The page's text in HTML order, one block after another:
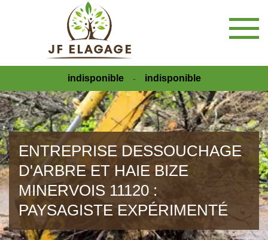
indisponible - indisponible
ENTREPRISE DESSOUCHAGE
D'ARBRE ET HAIE BIZE
MINERVOIS 11120 :
PAYSAGISTE EXPÉRIMENTÉ